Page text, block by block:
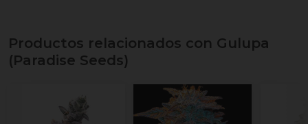
Productos relacionados con Gulupa
(Paradise Seeds)